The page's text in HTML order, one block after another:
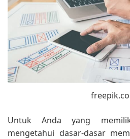
Untuk Anda yang
mengetahui dasar-dasar